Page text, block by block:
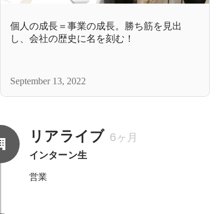
個人の成長＝事業の成長。勝ち筋を見出
し、会社の歴史に名を刻む！
September 13, 2022
リアライブ 6ヶ月
インターン生
営業